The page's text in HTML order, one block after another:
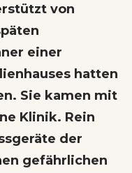
von
einer
hatten
Sie kamen mit
Klinik. Rein
der
gefährlichen